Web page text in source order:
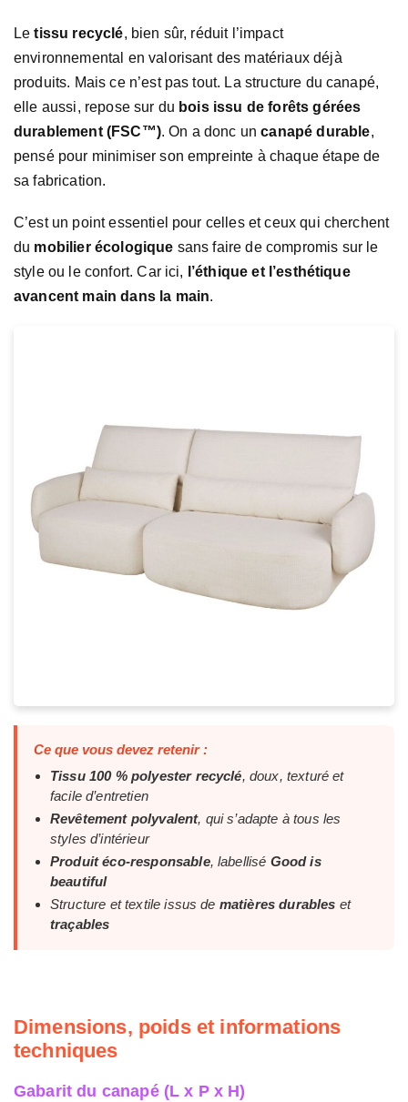
Letissu recyclé, bien sûr, réduit l’impact
environnemental en valorisant des matériaux déjà
produits. Mais ce n’est pas tout. La structure du canapé,
elle aussi, repose sur du bois issu de forêts gérées
durablement (FSC™). On a donc uncanapé durable,
pensé pour minimiser son empreinte à chaque étape de
sa fabrication.
C’est un point essentiel pour celles et ceux qui cherchent
du mobilier écologique sans faire de compromis sur le
style ou le confort. Car ici,
l’éthique et l’esthétique
avancent main dans la main.
Ce que vous devez retenir :
Tissu 100 % polyester recyclé, doux, texturé et
facile d’entretien
Revêtement polyvalent, qui s’adapte à tous les
styles d’intérieur
Produit éco-responsable, labellisé Good is
beautiful
Structure et textile issus de matières durables et
traçables
Dimensions, poids et informations
techniques
Gabarit du canapé (L x P x H)